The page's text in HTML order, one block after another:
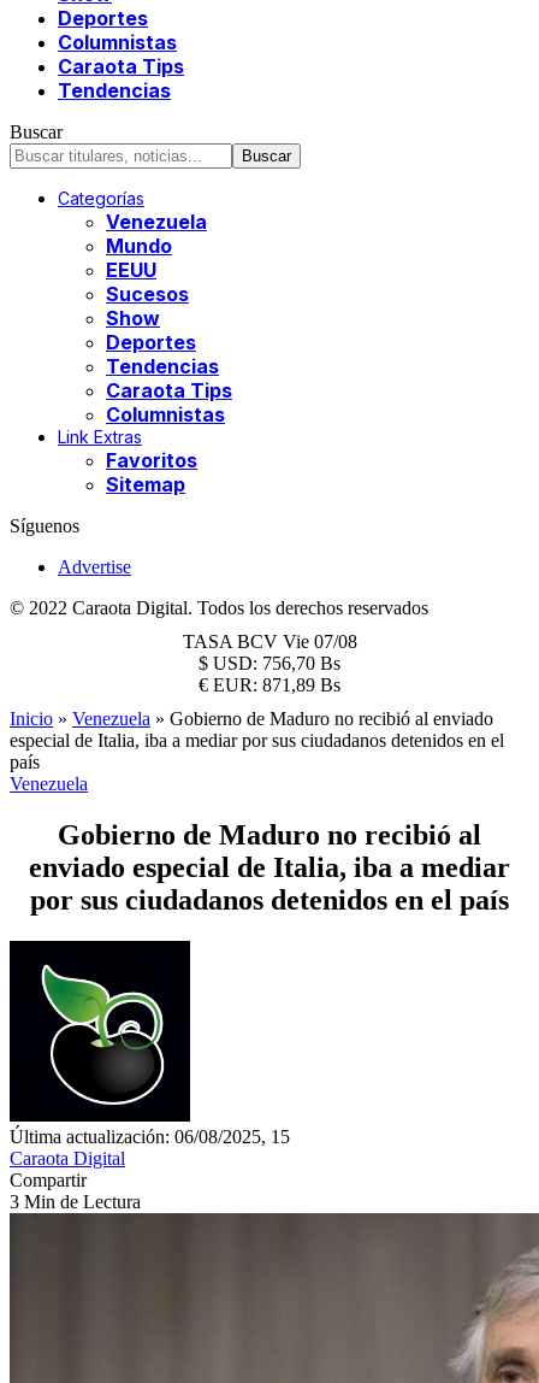
Deportes
Columnistas
Caraota Tips
Tendencias
Buscar
Categorías
Venezuela
Mundo
EEUU
Sucesos
Show
Deportes
Tendencias
Caraota Tips
Columnistas
Link Extras
Favoritos
Sitemap
Síguenos
Advertise
© 2022 Caraota Digital. Todos los derechos reservados
TASA BCV Vie 07/08
$ USD: 756,70 Bs
€ EUR: 871,89 Bs
Inicio » Venezuela » Gobierno de Maduro no recibió al enviado
especial de Italia, iba a mediar por sus ciudadanos detenidos en el
país
Venezuela
Gobierno de Maduro no recibió al
enviado especial de Italia, iba a mediar
por sus ciudadanos detenidos en el país
Última actualización: 06/08/2025, 15
Caraota Digital
Compartir
3 Min de Lectura